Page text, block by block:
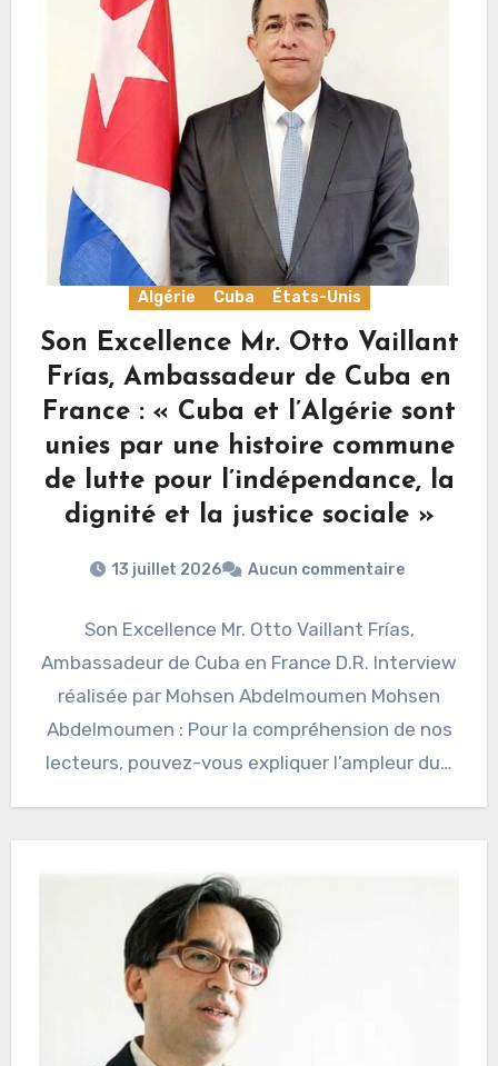
Algérie Cuba États-Unis
Son Excellence Mr. Otto Vaillant
Frías, Ambassadeur de Cuba en
France : « Cuba et l’Algérie sont
unies par une histoire commune
de lutte pour l’indépendance, la
dignité et la justice sociale »
13 juillet 2026 Aucun commentaire
Son Excellence Mr. Otto Vaillant Frías,
Ambassadeur de Cuba en France D.R. Interview
réalisée par Mohsen Abdelmoumen Mohsen
Abdelmoumen : Pour la compréhension de nos
lecteurs, pouvez-vous expliquer l’ampleur du…